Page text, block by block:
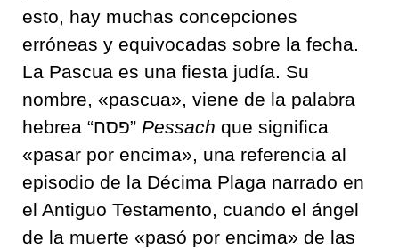
esto, hay muchas concepciones
erróneas y equivocadas sobre la fecha.
La Pascua es una fiesta judía. Su
nombre, «pascua», viene de la palabra
hebrea “פסח” Pessach que significa
«pasar por encima», una referencia al
episodio de la Décima Plaga narrado en
el Antiguo Testamento, cuando el ángel
de la muerte «pasó por encima» de las